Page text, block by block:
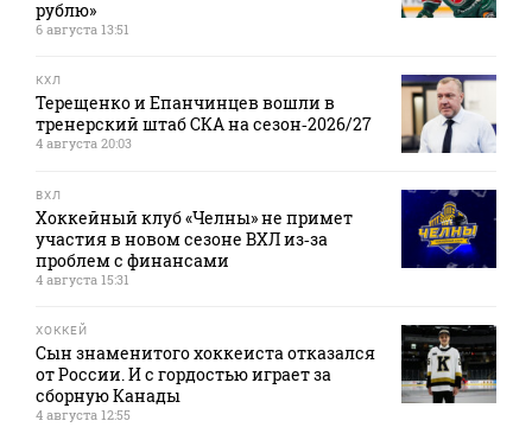
рублю»
6 августа 13:51
КХЛ
Терещенко и Епанчинцев вошли в
тренерский штаб СКА на сезон‑2026/27
4 августа 20:03
ВХЛ
Хоккейный клуб «Челны» не примет
участия в новом сезоне ВХЛ из‑за
проблем с финансами
4 августа 15:31
ХОККЕЙ
Сын знаменитого хоккеиста отказался
от России. И с гордостью играет за
сборную Канады
4 августа 12:55